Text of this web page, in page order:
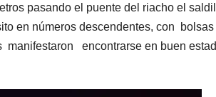
pasando el puente del riacho el
en números descendentes, con
manifestaron encontrarse en buen